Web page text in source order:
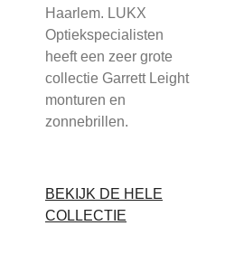
Haarlem. LUKX
Optiekspecialisten
heeft een zeer grote
collectie Garrett Leight
monturen en
zonnebrillen.
BEKIJK DE HELE
COLLECTIE